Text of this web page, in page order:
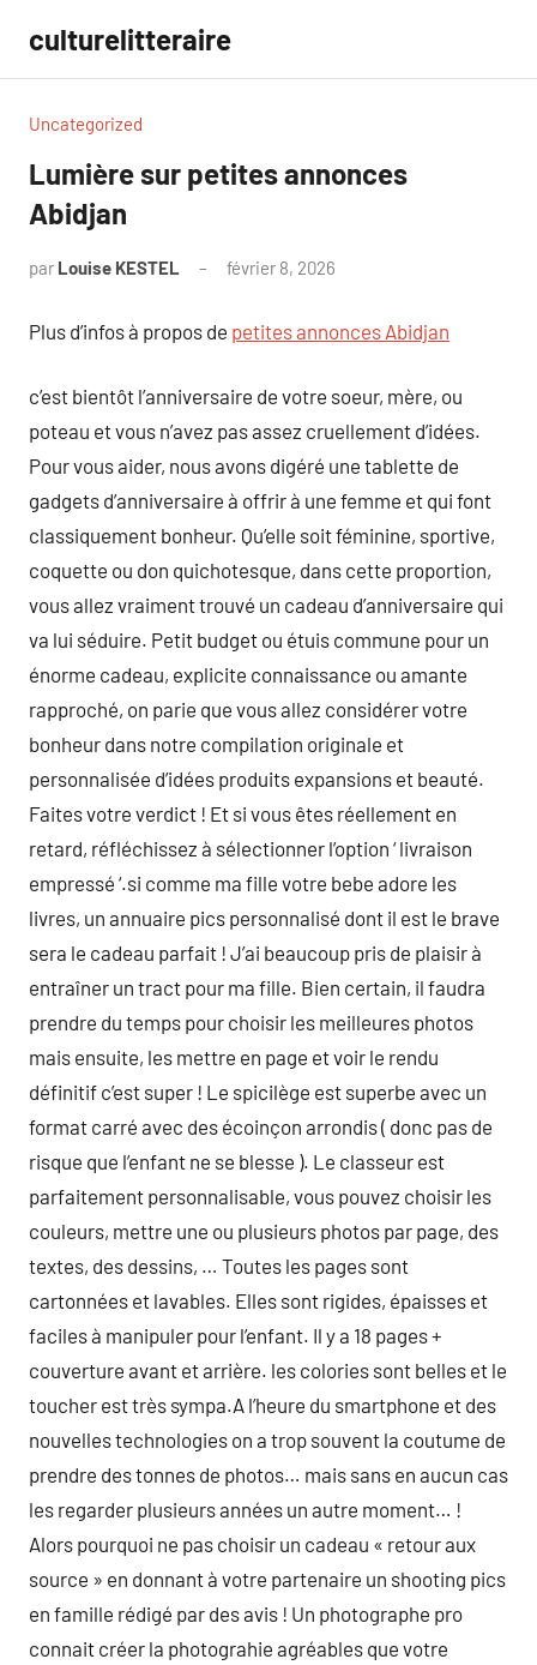
contenu
culturelitteraire
Uncategorized
Lumière sur petites annonces
Abidjan
par Louise KESTEL février 8, 2026
Plus d’infos à propos de petites annonces Abidjan
c’est bientôt l’anniversaire de votre soeur, mère, ou
poteau et vous n’avez pas assez cruellement d’idées.
Pour vous aider, nous avons digéré une tablette de
gadgets d’anniversaire à offrir à une femme et qui font
classiquement bonheur. Qu’elle soit féminine, sportive,
coquette ou don quichotesque, dans cette proportion,
vous allez vraiment trouvé un cadeau d’anniversaire qui
va lui séduire. Petit budget ou étuis commune pour un
énorme cadeau, explicite connaissance ou amante
rapproché, on parie que vous allez considérer votre
bonheur dans notre compilation originale et
personnalisée d’idées produits expansions et beauté.
Faites votre verdict ! Et si vous êtes réellement en
retard, réfléchissez à sélectionner l’option ‘ livraison
empressé ‘.si comme ma fille votre bebe adore les
livres, un annuaire pics personnalisé dont il est le brave
sera le cadeau parfait ! J’ai beaucoup pris de plaisir à
entraîner un tract pour ma fille. Bien certain, il faudra
prendre du temps pour choisir les meilleures photos
mais ensuite, les mettre en page et voir le rendu
définitif c’est super ! Le spicilège est superbe avec un
format carré avec des écoinçon arrondis ( donc pas de
risque que l’enfant ne se blesse ). Le classeur est
parfaitement personnalisable, vous pouvez choisir les
couleurs, mettre une ou plusieurs photos par page, des
textes, des dessins, … Toutes les pages sont
cartonnées et lavables. Elles sont rigides, épaisses et
faciles à manipuler pour l’enfant. Il y a 18 pages +
couverture avant et arrière. les colories sont belles et le
toucher est très sympa.A l’heure du smartphone et des
nouvelles technologies on a trop souvent la coutume de
prendre des tonnes de photos… mais sans en aucun cas
les regarder plusieurs années un autre moment… !
Alors pourquoi ne pas choisir un cadeau « retour aux
source » en donnant à votre partenaire un shooting pics
en famille rédigé par des avis ! Un photographe pro
connait créer la photograhie agréables que votre